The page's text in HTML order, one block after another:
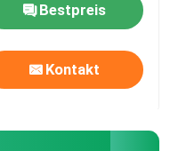
Bestpreis
Kontakt